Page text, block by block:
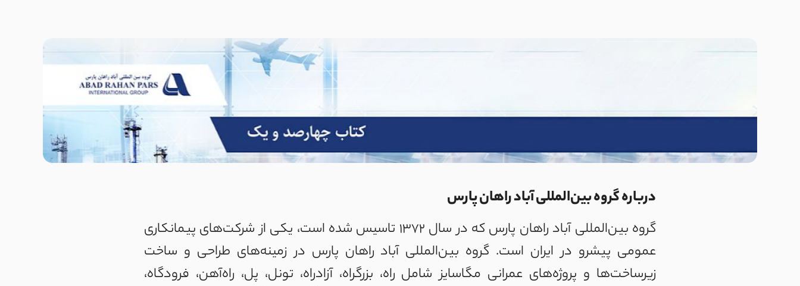
درباره گروه بین‌المللی آباد راهان پارس
گروه بین‌المللی آباد راهان پارس که در سال ۱۳۷۲ تاسیس شده است، یکی از شرکت‌های پیمانکاری
عمومی پیشرو در ایران است. گروه بین‌المللی آباد راهان پارس در زمینه‌های طراحی و ساخت
زیرساخت‌ها و پروژه‌های عمرانی مگاسایز شامل راه، بزرگراه، آزادراه، تونل، پل، راه‌آهن، فرودگاه،